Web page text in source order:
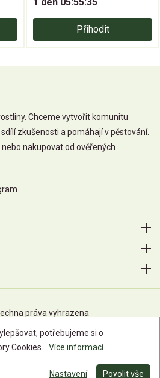
1 den 05:55:35
Přihodit
Chceme vytvořit komunitu
zkušenosti a pomáhají v pěstování.
nakupovat od ověřených
práva vyhrazena
potřebujeme si o
Cookies.
Více informací
Nastavení Povolit vše